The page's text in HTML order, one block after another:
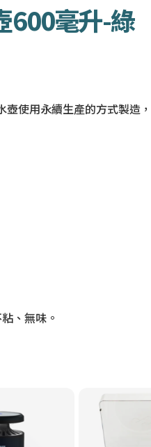
600毫升-綠
使用永續生產的方式製造
、無味。